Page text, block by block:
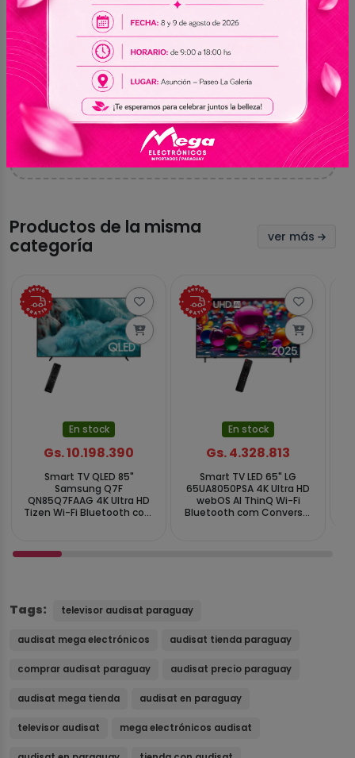
Aún no hay valoraciones
Sé el primero en compartir tu experiencia con
este producto
Productos de la misma
categoría
ver más
En stock
Gs. 10.198.390
Smart TV QLED 85"
Samsung Q7F
QN85Q7FAAG 4K Ultra HD
Tizen Wi-Fi Bluetooth com
En stock
Gs. 4.328.813
Smart TV LED 65" LG
65UA8050PSA 4K Ultra HD
webOS AI ThinQ Wi-Fi
Bluetooth com Conversor
Tags: televisor audisat paraguay
audisat mega electrónicos audisat tienda paraguay
comprar audisat paraguay audisat precio paraguay
audisat mega tienda audisat en paraguay
televisor audisat mega electrónicos audisat